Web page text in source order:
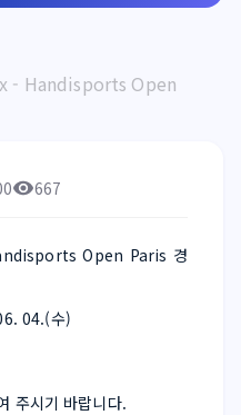
- Handisports Open
667
Open Paris 경
04.(수)
주시기 바랍니다.